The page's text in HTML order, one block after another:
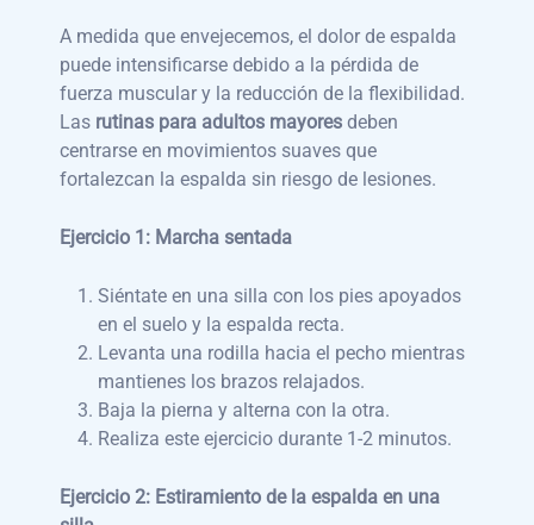
A medida que envejecemos, el dolor de espalda
puede intensificarse debido a la pérdida de
fuerza muscular y la reducción de la flexibilidad.
Las rutinas para adultos mayores deben
centrarse en movimientos suaves que
fortalezcan la espalda sin riesgo de lesiones.
Ejercicio 1: Marcha sentada
Siéntate en una silla con los pies apoyados
en el suelo y la espalda recta.
Levanta una rodilla hacia el pecho mientras
mantienes los brazos relajados.
Baja la pierna y alterna con la otra.
Realiza este ejercicio durante 1-2 minutos.
Ejercicio 2: Estiramiento de la espalda en una